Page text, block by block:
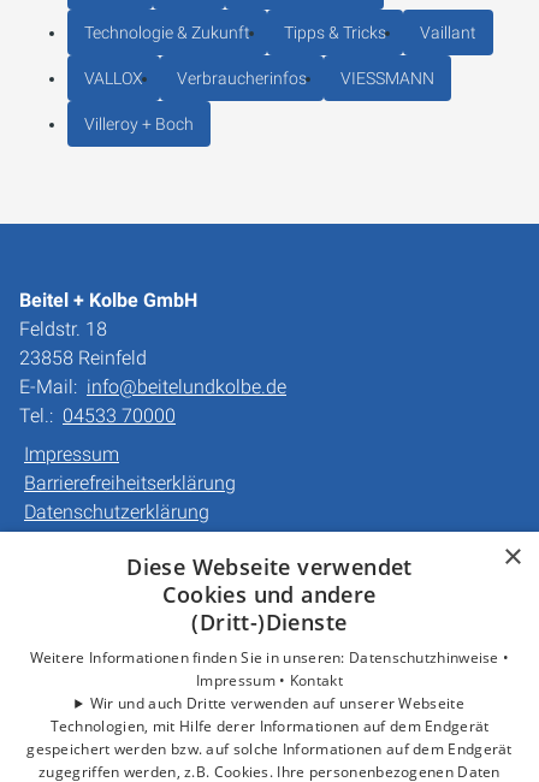
Technologie & Zukunft Tipps & Tricks Vaillant
VALLOX Verbraucherinfos VIESSMANN
Villeroy + Boch
Beitel + Kolbe GmbH
Feldstr. 18
23858 Reinfeld
E-Mail: info@beitelundkolbe.de
Tel.: 04533 70000
Impressum
Barrierefreiheitserklärung
Datenschutzerklärung
Gewerbekunden
Unternehmen
Kontakt
×
Diese Webseite verwendet
Cookies und andere
(Dritt-)Dienste
Weitere Informationen finden Sie in unseren: Datenschutzhinweise •
Impressum • Kontakt
Wir und auch Dritte verwenden auf unserer Webseite
Technologien, mit Hilfe derer Informationen auf dem Endgerät
gespeichert werden bzw. auf solche Informationen auf dem Endgerät
zugegriffen werden, z.B. Cookies. Ihre personenbezogenen Daten